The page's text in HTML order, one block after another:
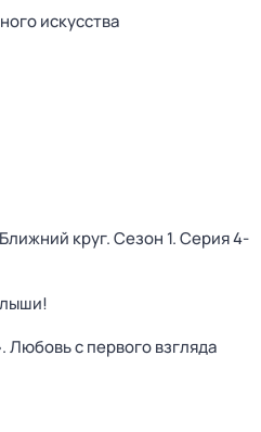
искусства
круг. Сезон 1. Серия 4-
с первого взгляда